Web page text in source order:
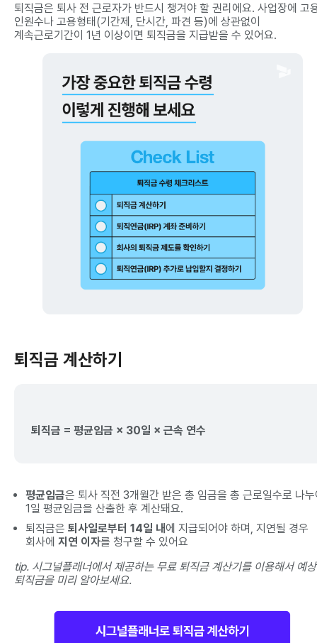
퇴직금은 퇴사 전 근로자가 반드시 챙겨야 할 권리에요. 사업장에 고
인원수나 고용형태(기간제, 단시간, 파견 등)에 상관없이
계속근로기간이 1년 이상이면 퇴직금을 지급받을 수 있어요.
퇴직금 계산하기
퇴직금 = 평균임금 × 30일 × 근속 연수
평균임금은 퇴사 직전 3개월간 받은 총 임금을 총 근로일수로 나
1일 평균임금을 산출한 후 계산돼요.
퇴직금은 퇴사일로부터 14일 내에 지급되어야 하며, 지연될 경우
회사에 지연 이자를 청구할 수 있어요
tip. 시그널플래너에서 제공하는 무료 퇴직금 계산기를 이용해서 예상
퇴직금을 미리 알아보세요.